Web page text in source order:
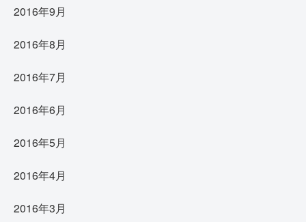
2016年9月
2016年8月
2016年7月
2016年6月
2016年5月
2016年4月
2016年3月